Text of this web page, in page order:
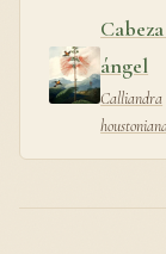
ángel
Calliandra